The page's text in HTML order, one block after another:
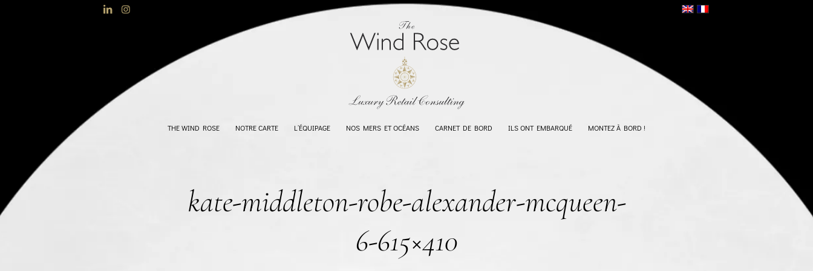
THE WIND ROSE NOTRE CARTE L’ÉQUIPAGE NOS MERS ET OCÉANS CARNET DE BORD ILS ONT EMBARQUÉ MONTEZ À BORD !
kate-middleton-robe-alexander-mcqueen-
6-615×410